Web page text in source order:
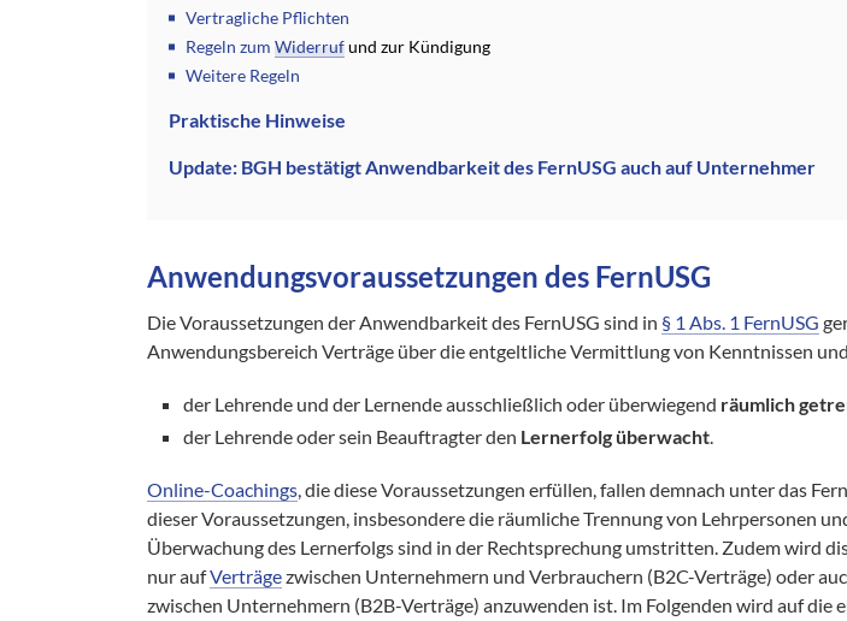
Vertragliche Pflichten
Regeln zumWiderrufund zur Kündigung
Weitere Regeln
Praktische Hinweise
Update: BGH bestätigt Anwendbarkeit des FernUSG auch auf Unternehmer
Anwendungsvoraussetzungen des FernUSG
Die Voraussetzungen der Anwendbarkeit des FernUSG sind in § 1 Abs. 1 FernUSG
Anwendungsbereich Verträge über die entgeltliche Vermittlung von Kenntnissen
der Lehrende und der Lernende ausschließlich oder überwiegend räumlich
der Lehrende oder sein Beauftragter den Lernerfolg überwacht.
Online-Coachings, die diese Voraussetzungen erfüllen, fallen demnach unter das
dieser Voraussetzungen, insbesondere die räumliche Trennung von Lehrpersonen
Überwachung des Lernerfolgs sind in der Rechtsprechung umstritten. Zudem wird
nur aufVerträgezwischen Unternehmern und Verbrauchern (B2C-Verträge) oder
zwischen Unternehmern (B2B-Verträge) anzuwenden ist. Im Folgenden wird auf die